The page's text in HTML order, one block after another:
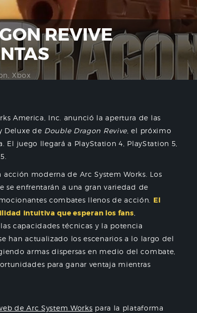
REVIVE
Xbox
America, Inc. anunció la apertura de las
Deluxe de Double Dragon Revive , el próximo
juego llegará a PlayStation 4, PlayStation 5,
acción moderna de Arc System Works. Los
se enfrentarán a una gran variedad de
combates llenos de acción. El
intuitiva que esperan los fans
capacidades técnicas y la potencia
han actualizado los escenarios a lo largo del
armas dispersas en medio del combate,
para ganar ventaja mientras
de Arc System Works para la plataforma